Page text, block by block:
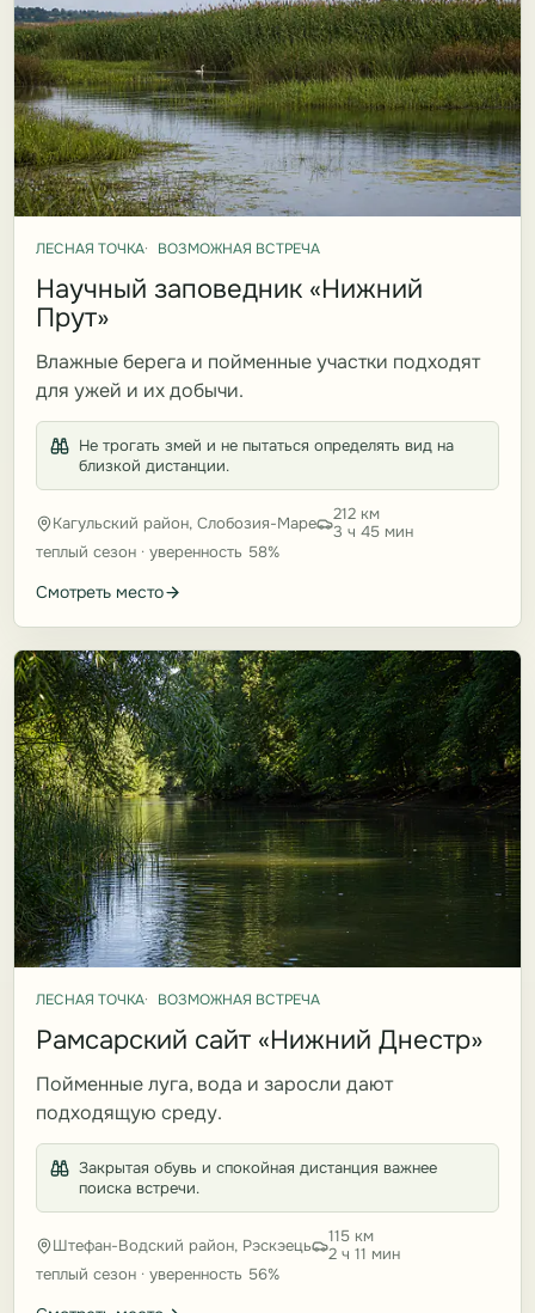
ЛЕСНАЯ ТОЧКА ВОЗМОЖНАЯ ВСТРЕЧА
Научный заповедник «Нижний
Прут»
Влажные берега и пойменные участки подходят
для ужей и их добычи.
Не трогать змей и не пытаться определять вид на
близкой дистанции.
Кагульский район, Слобозия-Маре
212 км
3 ч 45 мин
теплый сезон · уверенность 58%
Смотреть место
ЛЕСНАЯ ТОЧКА ВОЗМОЖНАЯ ВСТРЕЧА
Рамсарский сайт «Нижний Днестр»
Пойменные луга, вода и заросли дают
подходящую среду.
Закрытая обувь и спокойная дистанция важнее
поиска встречи.
Штефан-Водский район, Рэскэець
115 км
2 ч 11 мин
теплый сезон · уверенность 56%